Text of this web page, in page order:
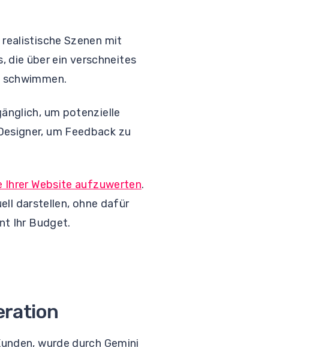
Szenen mit
die über ein verschneites
um potenzielle
um Feedback zu
Ihrer Website aufzuwerten.
darstellen, ohne dafür
Ihr Budget.
wurde durch Gemini